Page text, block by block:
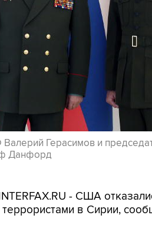
Герасимов и
Данфорд
- США
в Сирии,